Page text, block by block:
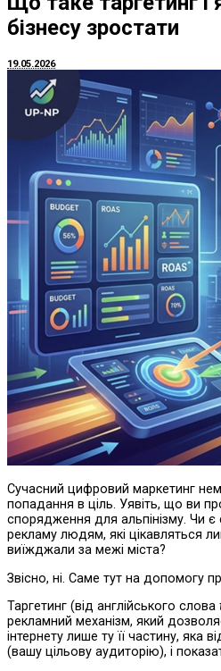
бізнесу зростати
19.05.2026
Сучасний цифровий маркетинг
попадання в ціль. Уявіть, що ви
спорядження для альпінізму. Чи
рекламу людям, які цікавляться
виїжджали за межі міста?
Звісно, ні. Саме тут на допомогу
Таргетинг (від англійського слова
рекламний механізм, який
інтернету лише ту її частину, яка
(вашу цільову аудиторію), і